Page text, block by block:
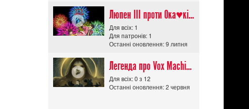
Люпен ІІІ проти Ока♥кішки / Lupin III vs Cats Eye Movie
Для всіх: 1
Для патронів: 1
Останні оновлення: 9 липня
Легенда про Vox Machina The Legend of Vox Machina (Сезон 4)
Для всіх: 0 з 12
Останні оновлення: 2 червня